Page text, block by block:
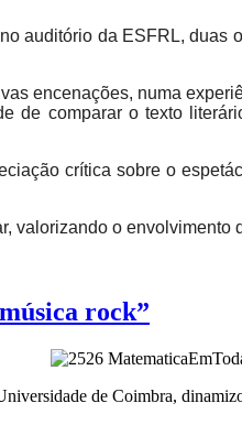
auditório da ESFRL, duas
encenações, numa
de comparar o texto
crítica sobre o
valorizando o
rock”
de Coimbra,